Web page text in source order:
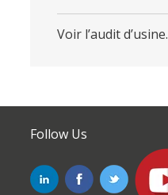
Voir l’audit d’usine.
Follow Us